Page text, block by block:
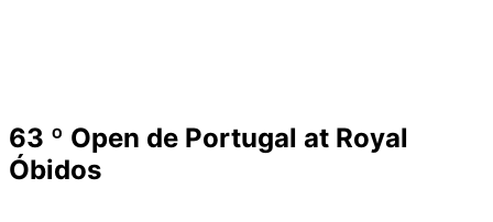
63 º Open de Portugal at Royal
Óbidos